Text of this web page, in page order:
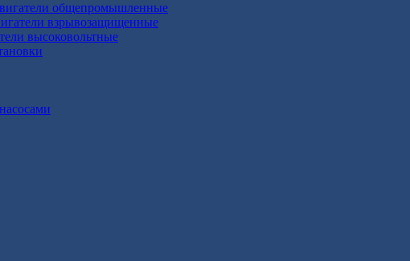
общепромышленные
взрывозащищенные
высоковольтные